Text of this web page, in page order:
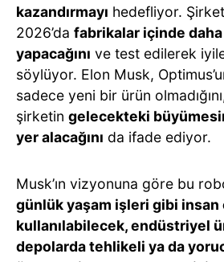
kazandırmayı hedefliyor.
2026’da fabrikalar içinde
yapacağını ve test edilerek
söylüyor. Elon Musk,
sadece yeni bir ürün
şirketin gelecekteki
yer alacağını da ifade ediyor.
Musk’ın vizyonuna göre bu
günlük yaşam işleri gibi insan
kullanılabilecek, endüstriyel
depolarda tehlikeli ya da